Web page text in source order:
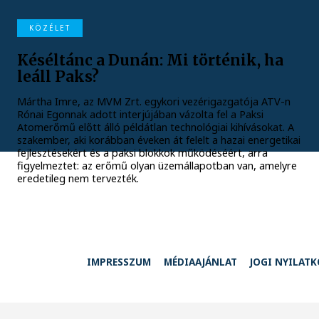
KÖZÉLET
Késéltánc a Dunán: Mi történik, ha
leáll Paks?
Mártha Imre, az MVM Zrt. egykori vezérigazgatója ATV-n
Rónai Egonnak adott interjújában vázolta fel a Paksi
Atomerőmű előtt álló példátlan technológiai kihívásokat. A
szakember, aki korábban éveken át felelt a hazai energetikai
fejlesztésekért és a paksi blokkok működéséért, arra
figyelmeztet: az erőmű olyan üzemállapotban van, amelyre
eredetileg nem tervezték.
IMPRESSZUM MÉDIAAJÁNLAT JOGI